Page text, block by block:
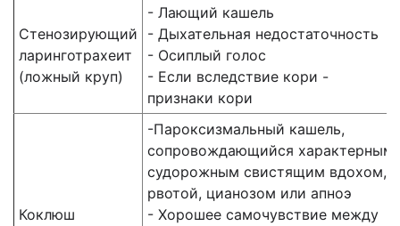
Стенозирующий
ларинготрахеит
(ложный круп)
- Лающий кашель
- Дыхательная недостаточность
- Осиплый голос
- Если вследствие кори -
признаки кори
Коклюш
-Пароксизмальный кашель,
сопровождающийся характерным
судорожным свистящим вдохом,
рвотой, цианозом или апноэ
- Хорошее самочувствие между